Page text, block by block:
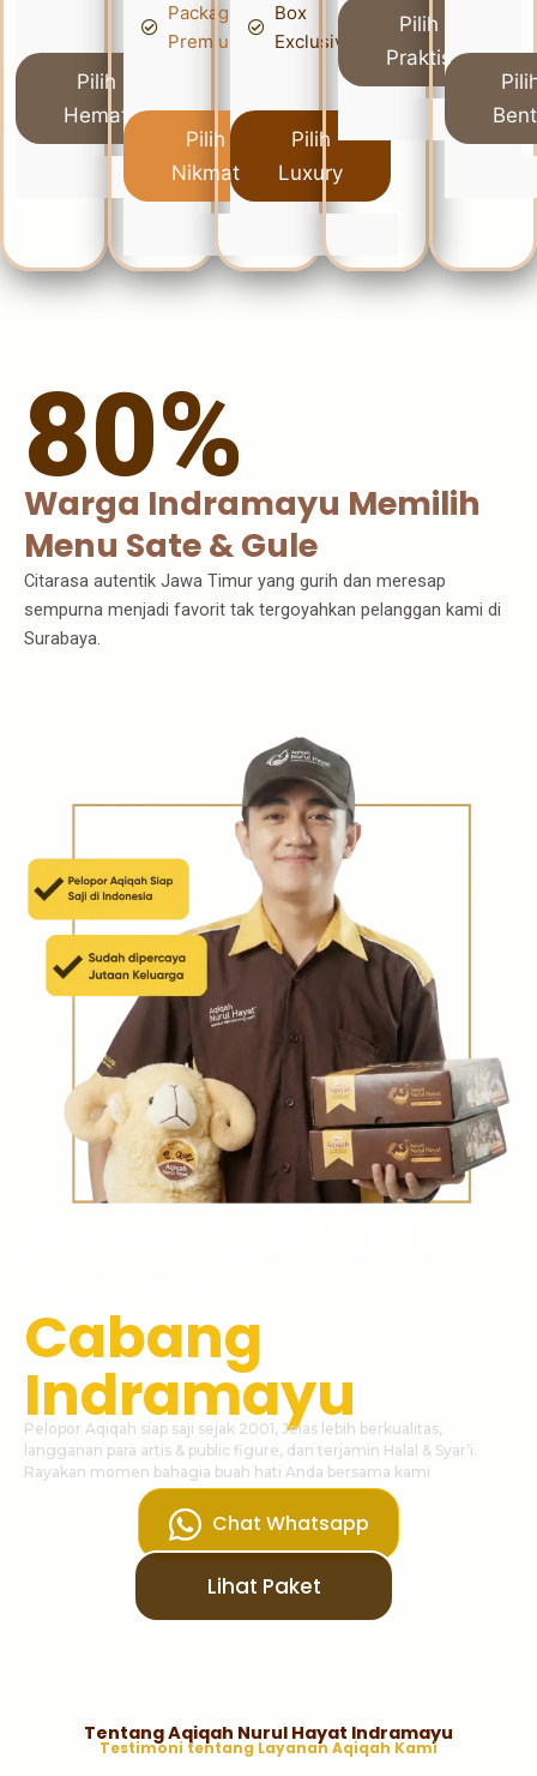
Pilih
Hemat
Packaging
Premium
Pilih
Nikmat
Box
Exclusive
Pilih
Luxury
Pilih
Praktis
80%
Warga Indramayu Memilih
Menu Sate & Gule
Citarasa autentik Jawa Timur yang gurih dan meresap
sempurna menjadi favorit tak tergoyahkan pelanggan kami di
Surabaya.
Hayat
Cabang
Indramayu
Pelopor Aqiqah siap saji sejak 2001, Jelas lebih berkualitas,
langganan para artis & public figure, dan terjamin Halal & Syar’i.
Rayakan momen bahagia buah hati Anda bersama kami
Chat Whatsapp
Lihat Paket
Tentang Aqiqah Nurul Hayat Indramayu
Testimoni tentang Layanan Aqiqah Kami